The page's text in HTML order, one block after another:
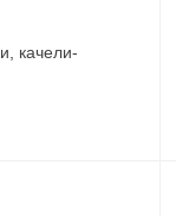
качели-